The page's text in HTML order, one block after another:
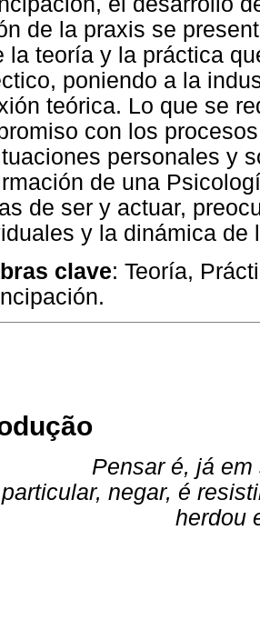
de la praxis se
la teoría y la práctica
poniendo a la
teórica. Lo que se
con los
personales y
de una
de ser y actuar,
y la dinámica de
clave: Teoría,
Pensar é, já
particular, negar, é
herdou